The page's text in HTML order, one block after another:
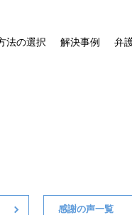
法の選択 解決事例 弁
感謝の声一覧